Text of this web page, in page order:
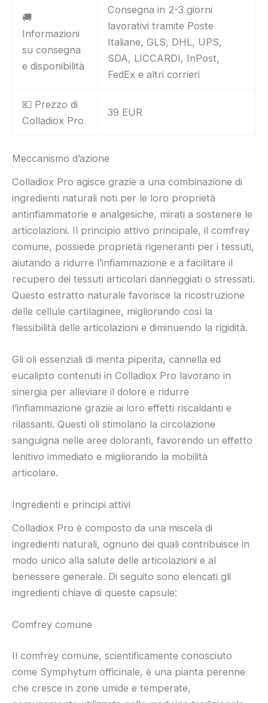
🚚
Informazioni
su consegna
e disponibilità
Consegna in 2-3 giorni
lavorativi tramite Poste
Italiane, GLS, DHL, UPS,
SDA, LICCARDI, InPost,
FedEx e altri corrieri
💶 Prezzo di
Colladiox Pro
39 EUR
Meccanismo d’azione
Colladiox Pro agisce grazie a una combinazione di
ingredienti naturali noti per le loro proprietà
antinfiammatorie e analgesiche, mirati a sostenere le
articolazioni. Il principio attivo principale, il comfrey
comune, possiede proprietà rigeneranti per i tessuti,
aiutando a ridurre l’infiammazione e a facilitare il
recupero dei tessuti articolari danneggiati o stressati.
Questo estratto naturale favorisce la ricostruzione
delle cellule cartilaginee, migliorando così la
flessibilità delle articolazioni e diminuendo la rigidità.
Gli oli essenziali di menta piperita, cannella ed
eucalipto contenuti in Colladiox Pro lavorano in
sinergia per alleviare il dolore e ridurre
l’infiammazione grazie ai loro effetti riscaldanti e
rilassanti. Questi oli stimolano la circolazione
sanguigna nelle aree doloranti, favorendo un effetto
lenitivo immediato e migliorando la mobilità
articolare.
Ingredienti e principi attivi
Colladiox Pro è composto da una miscela di
ingredienti naturali, ognuno dei quali contribuisce in
modo unico alla salute delle articolazioni e al
benessere generale. Di seguito sono elencati gli
ingredienti chiave di queste capsule:
Comfrey comune
Il comfrey comune, scientificamente conosciuto
come Symphytum officinale, è una pianta perenne
che cresce in zone umide e temperate,